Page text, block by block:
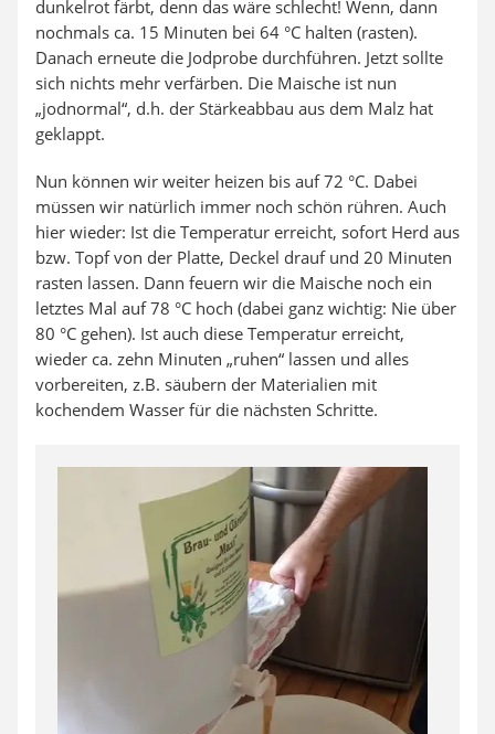
dunkelrot färbt, denn das wäre schlecht! Wenn, dann
nochmals ca. 15 Minuten bei 64 °C halten (rasten).
Danach erneute die Jodprobe durchführen. Jetzt sollte
sich nichts mehr verfärben. Die Maische ist nun
„jodnormal“, d.h. der Stärkeabbau aus dem Malz hat
geklappt.
Nun können wir weiter heizen bis auf 72 °C. Dabei
müssen wir natürlich immer noch schön rühren. Auch
hier wieder: Ist die Temperatur erreicht, sofort Herd aus
bzw. Topf von der Platte, Deckel drauf und 20 Minuten
rasten lassen. Dann feuern wir die Maische noch ein
letztes Mal auf 78 °C hoch (dabei ganz wichtig: Nie über
80 °C gehen). Ist auch diese Temperatur erreicht,
wieder ca. zehn Minuten „ruhen“ lassen und alles
vorbereiten, z.B. säubern der Materialien mit
kochendem Wasser für die nächsten Schritte.